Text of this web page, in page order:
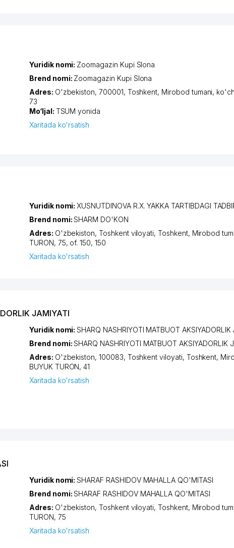
Yuridik nomi: Zoomagazin Kupi Slona
Brend nomi: Zoomagazin Kupi Slona
Adres: O'zbekiston, 700001, Toshkent, Mirobod tumani,
73
Mo‘ljal: TSUM yonida
Xaritada ko'rsatish
Yuridik nomi:XUSNUTDINOVA R.X. YAKKA TARTIBDAGI
Brend nomi:SHARM DO'KON
Adres: O'zbekiston,Toshkent viloyati,Toshkent, Mirobod
TURON, 75, of. 150, 150
Xaritada ko'rsatish
JAMIYATI
Yuridik nomi:SHARQ NASHRIYOTI MATBUOT AKSIYADORLIK
Brend nomi:SHARQ NASHRIYOTI MATBUOT AKSIYADORLIK
Adres: O'zbekiston, 100083, Toshkent viloyati, Toshkent,
BUYUK TURON, 41
Xaritada ko'rsatish
Yuridik nomi:SHARAF RASHIDOV MAHALLA QO'MITASI
Brend nomi:SHARAF RASHIDOV MAHALLA QO'MITASI
Adres: O'zbekiston,Toshkent viloyati,Toshkent, Mirobod
TURON, 75
Xaritada ko'rsatish